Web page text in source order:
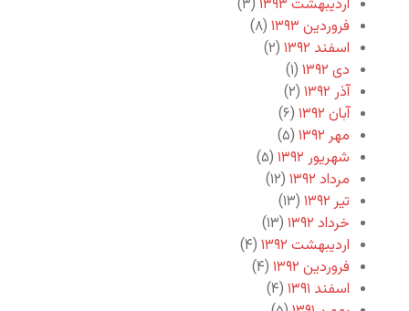
اردیبهشت ۱۳۹۳
(۳)
فروردین ۱۳۹۳
(۸)
اسفند ۱۳۹۲
(۲)
دی ۱۳۹۲
(۱)
آذر ۱۳۹۲
(۲)
آبان ۱۳۹۲
(۶)
مهر ۱۳۹۲
(۵)
شهریور ۱۳۹۲
(۵)
مرداد ۱۳۹۲
(۱۲)
تیر ۱۳۹۲
(۱۳)
خرداد ۱۳۹۲
(۱۳)
اردیبهشت ۱۳۹۲
(۴)
فروردین ۱۳۹۲
(۴)
اسفند ۱۳۹۱
(۴)